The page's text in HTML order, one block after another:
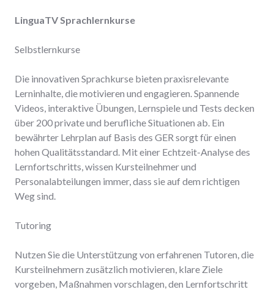
LinguaTV Sprachlernkurse
Selbstlernkurse
Die innovativen Sprachkurse bieten praxisrelevante
Lerninhalte, die motivieren und engagieren. Spannende
Videos, interaktive Übungen, Lernspiele und Tests decken
über 200 private und berufliche Situationen ab. Ein
bewährter Lehrplan auf Basis des GER sorgt für einen
hohen Qualitätsstandard. Mit einer Echtzeit-Analyse des
Lernfortschritts, wissen Kursteilnehmer und
Personalabteilungen immer, dass sie auf dem richtigen
Weg sind.
Tutoring
Nutzen Sie die Unterstützung von erfahrenen Tutoren, die
Kursteilnehmern zusätzlich motivieren, klare Ziele
vorgeben, Maßnahmen vorschlagen, den Lernfortschritt